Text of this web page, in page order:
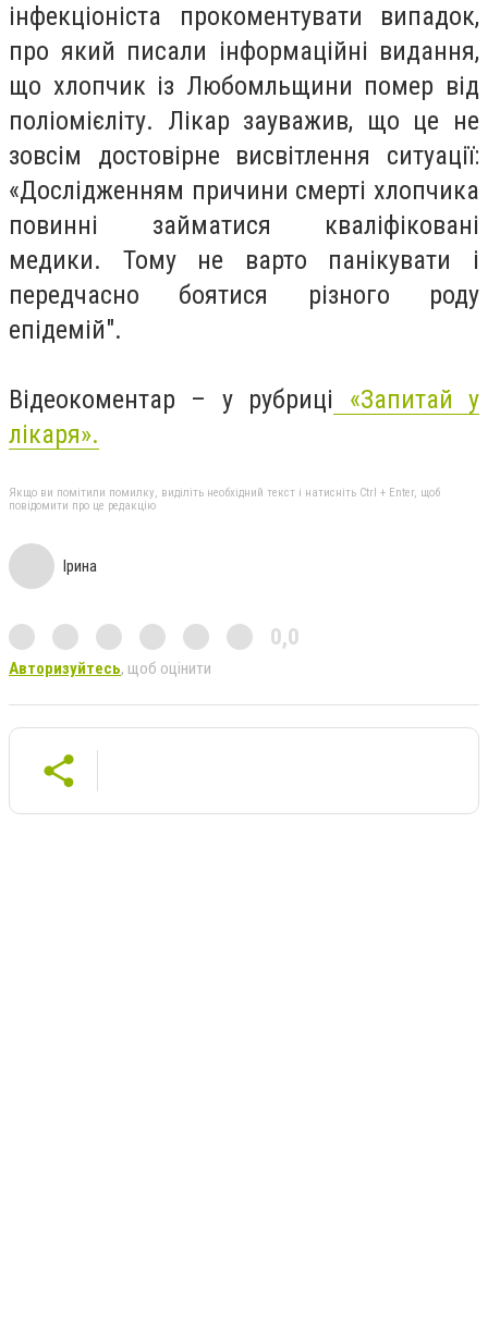
інфекціоніста прокоментувати випадок,
про який писали інформаційні видання,
що хлопчик із Любомльщини помер від
поліомієліту. Лікар зауважив, що це не
зовсім достовірне висвітлення ситуації:
«Дослідженням причини смерті хлопчика
повинні займатися кваліфіковані
медики. Тому не варто панікувати і
передчасно боятися різного роду
епідемій".
Відеокоментар – у рубриці «Запитай у
лікаря».
Якщо ви помітили помилку, виділіть необхідний текст і натисніть Ctrl + Enter, щоб
повідомити про це редакцію
Ірина
0,0
Авторизуйтесь, щоб оцінити